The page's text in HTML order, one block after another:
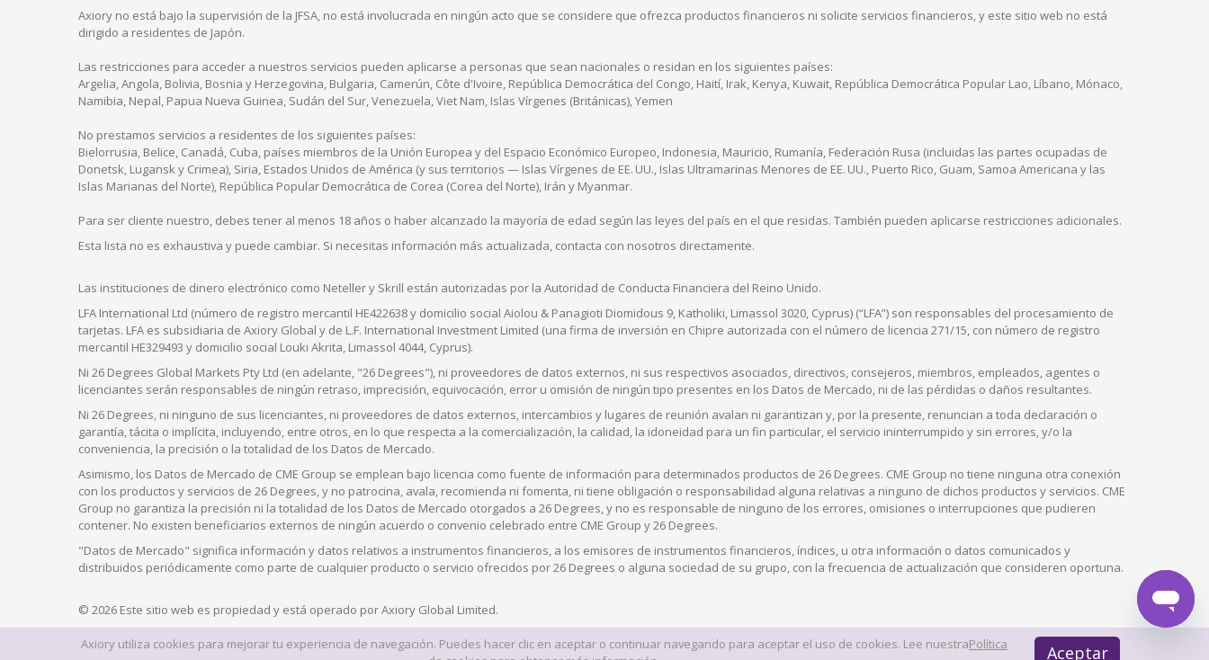
Axiory no está bajo la supervisión de la JFSA, no está involucrada en ningún acto que se considere que ofrezca productos financieros ni solicite servicios financieros, y este sitio web no está
dirigido a residentes de Japón.
Las restricciones para acceder a nuestros servicios pueden aplicarse a personas que sean nacionales o residan en los siguientes países:
Argelia, Angola, Bolivia, Bosnia y Herzegovina, Bulgaria, Camerún, Côte d'Ivoire, República Democrática del Congo, Haití, Irak, Kenya, Kuwait, República Democrática Popular Lao, Líbano, Mónaco,
Namibia, Nepal, Papua Nueva Guinea, Sudán del Sur, Venezuela, Viet Nam, Islas Vírgenes (Británicas), Yemen
No prestamos servicios a residentes de los siguientes países:
Bielorrusia, Belice, Canadá, Cuba, países miembros de la Unión Europea y del Espacio Económico Europeo, Indonesia, Mauricio, Rumanía, Federación Rusa (incluidas las partes ocupadas de
Donetsk, Lugansk y Crimea), Siria, Estados Unidos de América (y sus territorios — Islas Vírgenes de EE. UU., Islas Ultramarinas Menores de EE. UU., Puerto Rico, Guam, Samoa Americana y las
Islas Marianas del Norte), República Popular Democrática de Corea (Corea del Norte), Irán y Myanmar.
Para ser cliente nuestro, debes tener al menos 18 años o haber alcanzado la mayoría de edad según las leyes del país en el que residas. También pueden aplicarse restricciones adicionales.
Esta lista no es exhaustiva y puede cambiar. Si necesitas información más actualizada, contacta con nosotros directamente.
Las instituciones de dinero electrónico como Neteller y Skrill están autorizadas por la Autoridad de Conducta Financiera del Reino Unido.
LFA International Ltd (número de registro mercantil HE422638 y domicilio social Aiolou & Panagioti Diomidous 9, Katholiki, Limassol 3020, Cyprus) (“LFA”) son responsables del procesamiento de
tarjetas. LFA es subsidiaria de Axiory Global y de L.F. International Investment Limited (una firma de inversión en Chipre autorizada con el número de licencia 271/15, con número de registro
mercantil HE329493 y domicilio social Louki Akrita, Limassol 4044, Cyprus).
Ni 26 Degrees Global Markets Pty Ltd (en adelante, "26 Degrees"), ni proveedores de datos externos, ni sus respectivos asociados, directivos, consejeros, miembros, empleados, agentes o
licenciantes serán responsables de ningún retraso, imprecisión, equivocación, error u omisión de ningún tipo presentes en los Datos de Mercado, ni de las pérdidas o daños resultantes.
Ni 26 Degrees, ni ninguno de sus licenciantes, ni proveedores de datos externos, intercambios y lugares de reunión avalan ni garantizan y, por la presente, renuncian a toda declaración o
garantía, tácita o implícita, incluyendo, entre otros, en lo que respecta a la comercialización, la calidad, la idoneidad para un fin particular, el servicio ininterrumpido y sin errores, y/o la
conveniencia, la precisión o la totalidad de los Datos de Mercado.
Asimismo, los Datos de Mercado de CME Group se emplean bajo licencia como fuente de información para determinados productos de 26 Degrees. CME Group no tiene ninguna otra conexión
con los productos y servicios de 26 Degrees, y no patrocina, avala, recomienda ni fomenta, ni tiene obligación o responsabilidad alguna relativas a ninguno de dichos productos y servicios. CME
Group no garantiza la precisión ni la totalidad de los Datos de Mercado otorgados a 26 Degrees, y no es responsable de ninguno de los errores, omisiones o interrupciones que pudieren
contener. No existen beneficiarios externos de ningún acuerdo o convenio celebrado entre CME Group y 26 Degrees.
"Datos de Mercado" significa información y datos relativos a instrumentos financieros, a los emisores de instrumentos financieros, índices, u otra información o datos comunicados y
distribuidos periódicamente como parte de cualquier producto o servicio ofrecidos por 26 Degrees o alguna sociedad de su grupo, con la frecuencia de actualización que consideren oportuna.
© 2026 Este sitio web es propiedad y está operado por Axiory Global Limited.
© AXIORY is a trade name of Axiory Global Ltd. All rights reserved
Axiory utiliza cookies para mejorar tu experiencia de navegación. Puedes hacer clic en aceptar o continuar navegando para aceptar el uso de cookies. Lee nuestraPolítica
Aceptar